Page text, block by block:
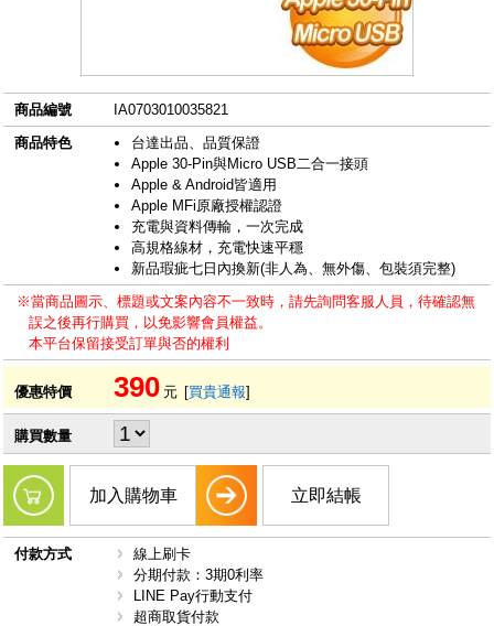
商品編號
IA0703010035821
商品特色
台達出品、品質保證
Apple 30-Pin與Micro USB二合一接頭
Apple & Android皆適用
Apple MFi原廠授權認證
充電與資料傳輸，一次完成
高規格線材，充電快速平穩
新品瑕疵七日內換新(非人為、無外傷、包裝須完整)
※當商品圖示、標題或文案內容不一致時，請先詢問客服人員，待確認無
誤之後再行購買，以免影響會員權益。
本平台保留接受訂單與否的權利
優惠特價 390 元 [買貴通報]
購買數量
加入購物車 立即結帳
付款方式
線上刷卡
分期付款：3期0利率
LINE Pay行動支付
超商取貨付款